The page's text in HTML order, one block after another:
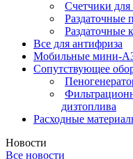
Счетчики
Раздаточные
Раздаточные
Все для антифриза
Мобильные мини-
Сопутствующее
дизтоплива
Расходные
Новости
Все новости